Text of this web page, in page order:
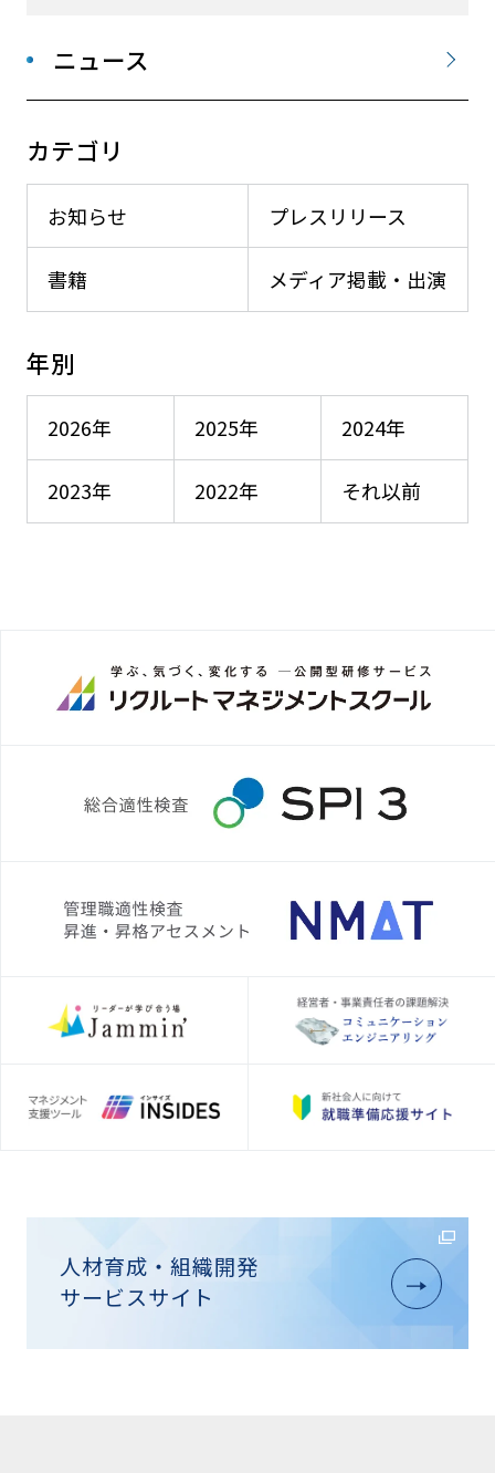
ニュース
カテゴリ
お知らせ プレスリリース
メディア掲載・出演
書籍
年別
2026年 2025年 2024年
2023年 2022年 それ以前
人材育成・組織開発
サービスサイト